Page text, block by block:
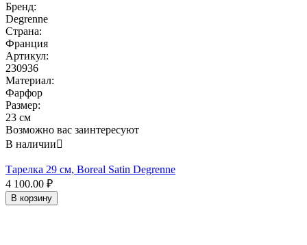
Бренд:
Degrenne
Страна:
Франция
Артикул:
230936
Материал:
Фарфор
Размер:
23 см
Возможно вас заинтересуют
В наличии
Тарелка 29 см, Boreal Satin Degrenne
4 100.00 ₽
В корзину